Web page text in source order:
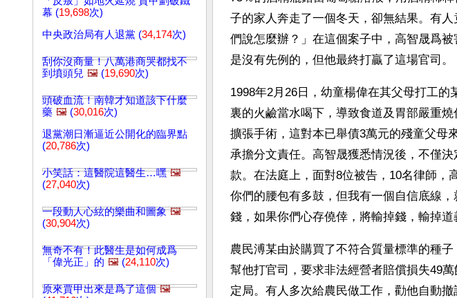
幕 (19,698次)
中央政治局有人退黨 (34,174次)
刮你沒商量！八萬港商哭都找不
到墳頭兒 🖼️ (19,690次)
頭破血流！南韓才知道該下什麼
藥 🖼️ (30,016次)
退黨潮日漸逼近公開化的臨界點
(20,786次)
小笑話：這醫院這醫生…嘿 🖼️
(27,040次)
一段動人心絃的樂曲和圖象 🖼️
(30,904次)
無奇不有！此醫生是如何成爲
「偉光正」的 🖼️ (24,110次)
原來賈甲出來是爲了這個 🖼️
子的家人奔走了一個冬天，卻無結果。有
們說怎麼辦？」在這個案子中，高智晟爲
是沒有先例的，但他最終打贏了這場官司。
1998年2月26日，幼童楊偉在其父母打工
裏的火鹼當水喝下，導致食道及胃部嚴重
擴張手術，這對本已舉債3萬元的殘童父母
承擔分文責任。高智晟獲悉情況後，不僅
款。在法庭上，面對8位被告，10名律師，
你們的腰包有多鼓，但我有一個自信底線
錢，如果你們心存僥倖，將輸掉錢，輸掉
農民溥某由於購買了不符合質量標準的種
幫他打官司，要求非法經營者賠償損失49
定局。有人多次給農民做工作，勸他自動